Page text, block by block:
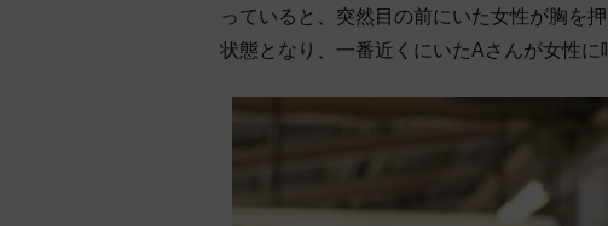
っていると、突然目の前にいた女性が胸を
状態となり、一番近くにいたAさんが女性に